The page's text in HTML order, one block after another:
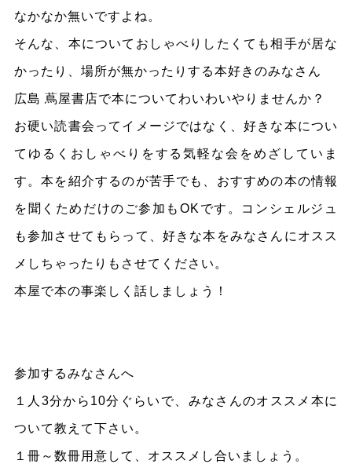
なかなか無いですよね。
そんな、本についておしゃべりしたくても相手が居な
かったり、場所が無かったりする本好きのみなさん
広島 蔦屋書店で本についてわいわいやりませんか？
お硬い読書会ってイメージではなく、好きな本につい
てゆるくおしゃべりをする気軽な会をめざしていま
す。本を紹介するのが苦手でも、おすすめの本の情報
を聞くためだけのご参加もOKです。コンシェルジュ
も参加させてもらって、好きな本をみなさんにオスス
メしちゃったりもさせてください。
本屋で本の事楽しく話しましょう！
参加するみなさんへ
１人3分から10分ぐらいで、みなさんのオススメ本に
ついて教えて下さい。
１冊～数冊用意して、オススメし合いましょう。